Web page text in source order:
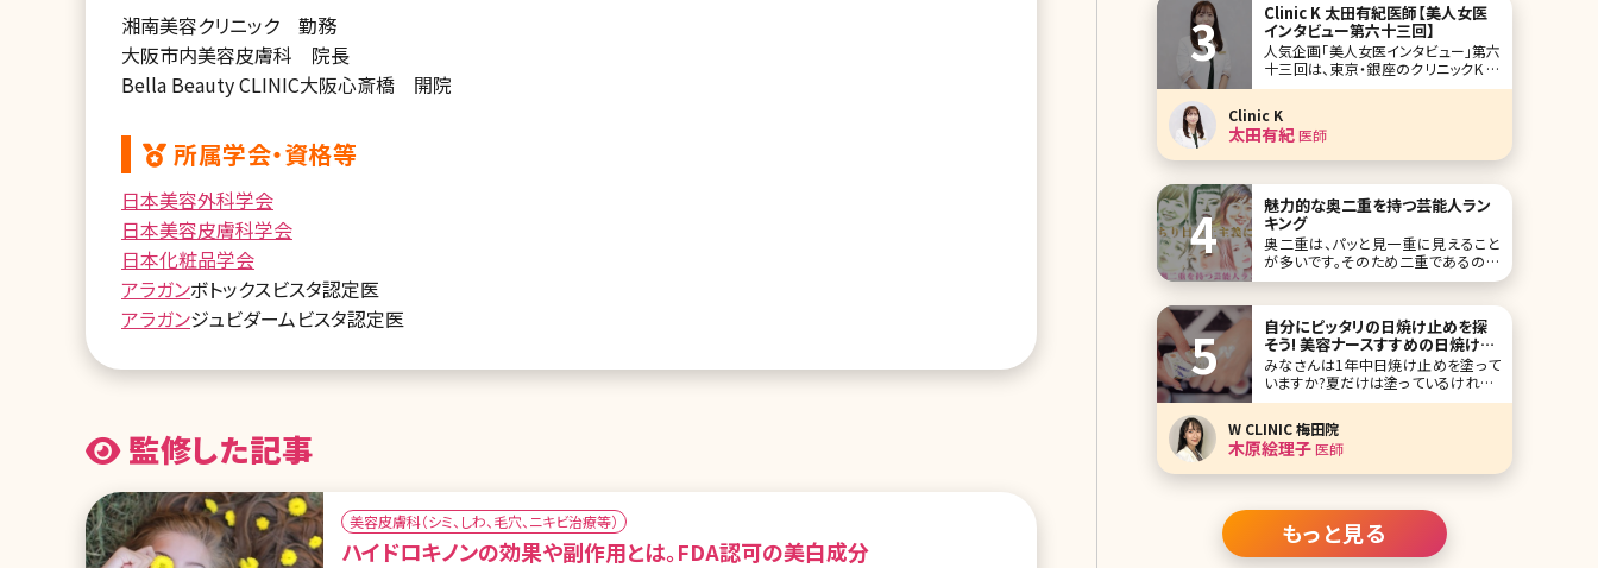
湘南美容クリニック 勤務
大阪市内美容皮膚科 院長
Bella Beauty CLINIC大阪心斎橋 開院
所属学会・資格等
日本美容外科学会
日本美容皮膚科学会
日本化粧品学会
アラガンボトックスビスタ認定医
アラガンジュビダームビスタ認定医
監修した記事
美容皮膚科（シミ、しわ、毛穴、ニキビ治療等）
ハイドロキノンの効果や副作用とは。FDA認可の美白成分
でエンターテイメント作品として制作さ
れています。今回は美容整形をモチー
フにした世界の国々の映画・テレビドラ
マ作品をご紹介します
Clinic K 太田有紀医師【美人女医
インタビュー第六十三回】
人気企画「美人女医インタビュー」第六
十三回は、東京・銀座のクリニックK の
太田有紀（おおた ゆき）先生です。 クリ
韓流治療を取り入れ、お顔のアンチエ
イジング治療をメインとしています。
「愛の溢れるクリニック」を掲げ、待合室
Clinic K
太田有紀医師
魅力的な奥二重を持つ芸能人ラン
キング
奥二重は、パッと見一重に見えること
が多いです。そのため二重であるのに
奥二重という呼称で呼ばれ、またわか
れることも。 二重などのパッチリ目志
向も強い現代の日本人女性ですが、実
は奥二重だってとても奥深い魅力を持
つんです!二重よりもアイメイクの印象
が強まったり、奥二重
自分にピッタリの日焼け止めを探
そう! 美容ナースすすめの日焼け止
めを紹介
みなさんは1年中日焼け止めを塗って
いますか?夏だけは塗っているけれど、
1年中はちょっと……といった人も多い
のではないでしょうか?日焼け止めはな
んとなく必要だと思っていても、塗るの
が面倒くさいし、日焼け止めの種類も
多いため自分には何が合っているのか
びにくい
W CLINIC 梅田院
木原絵理子医師
もっと見る